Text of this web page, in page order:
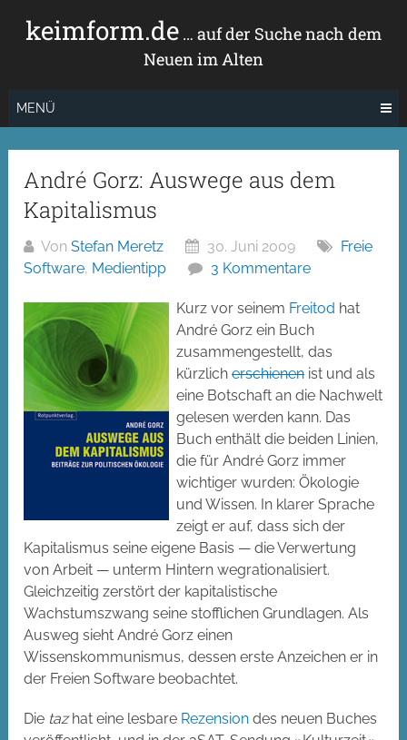
Inhaltkeimform.de… auf der Suche nach dem
Neuen im Alten
MENÜ
André Gorz: Auswege aus dem
Kapitalismus
VonStefan Meretz 30. Juni 2009
Freie
Software, Medientipp 3 Kommentare
Kurz vor seinem Freitod hat
André Gorz ein Buch
zusammengestellt, das
kürzlicherschienenist und als
eine Botschaft an die Nachwelt
gelesen werden kann. Das
Buch enthält die beiden Linien,
die für André Gorz immer
wichtiger wurden: Ökologie
und Wissen. In klarer Sprache
zeigt er auf, dass sich der
Kapitalismus seine eigene Basis — die Verwertung
von Arbeit — unterm Hintern wegrationalisiert.
Gleichzeitig zerstört der kapitalistische
Wachstumszwang seine stofflichen Grundlagen. Als
Ausweg sieht André Gorz einen
Wissenskommunismus, dessen erste Anzeichen er in
der Freien Software beobachtet.
Die tazhat eine lesbare Rezension des neuen Buches